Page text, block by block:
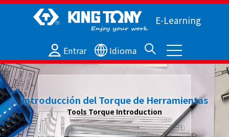
E-Learning
Entrar Idioma
Introducción del Torque de Herramientas
Tools Torque Introduction